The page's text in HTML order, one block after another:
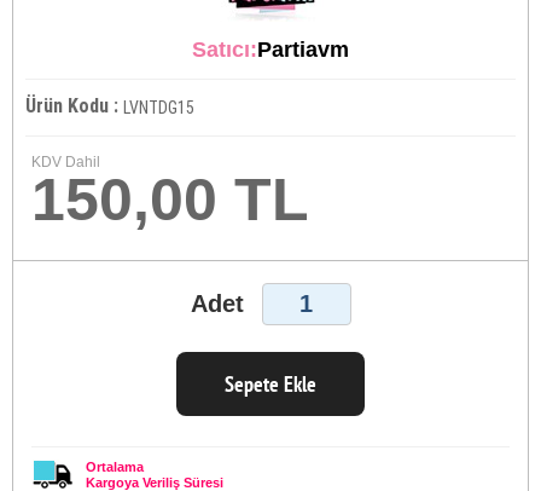
Satıcı:Partiavm
Ürün Kodu : LVNTDG15
KDV Dahil
150,00 TL
Adet
Sepete Ekle
Ortalama
Kargoya Veriliş Süresi